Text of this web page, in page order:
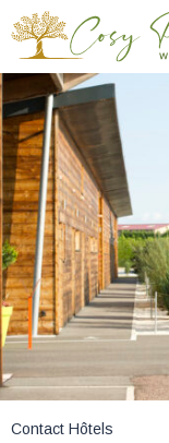
Accueil
Réserver un
Nos
World’s
Vous faire
Les séjours
Contact Hôtels